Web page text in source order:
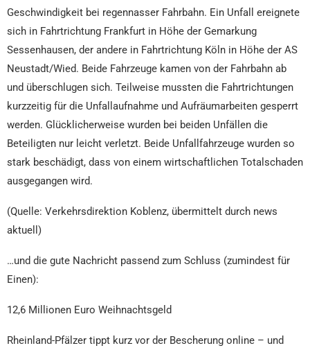
Geschwindigkeit bei regennasser Fahrbahn. Ein Unfall ereignete
sich in Fahrtrichtung Frankfurt in Höhe der Gemarkung
Sessenhausen, der andere in Fahrtrichtung Köln in Höhe der AS
Neustadt/Wied. Beide Fahrzeuge kamen von der Fahrbahn ab
und überschlugen sich. Teilweise mussten die Fahrtrichtungen
kurzzeitig für die Unfallaufnahme und Aufräumarbeiten gesperrt
werden. Glücklicherweise wurden bei beiden Unfällen die
Beteiligten nur leicht verletzt. Beide Unfallfahrzeuge wurden so
stark beschädigt, dass von einem wirtschaftlichen Totalschaden
ausgegangen wird.
(Quelle: Verkehrsdirektion Koblenz, übermittelt durch news
aktuell)
…und die gute Nachricht passend zum Schluss (zumindest für
Einen):
12,6 Millionen Euro Weihnachtsgeld
Rheinland-Pfälzer tippt kurz vor der Bescherung online – und